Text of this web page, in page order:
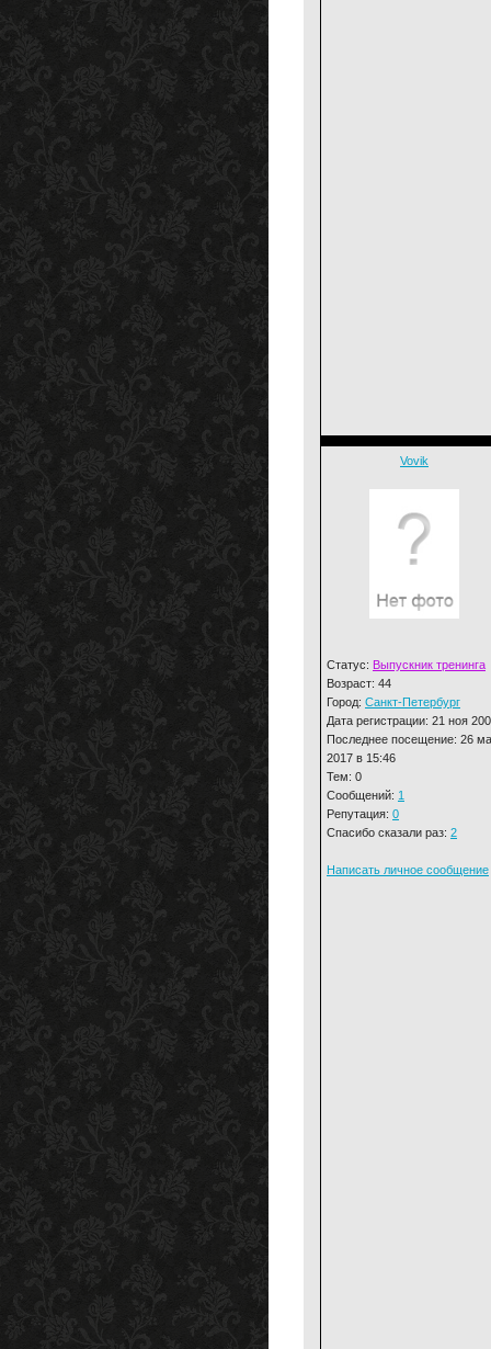
Vovik
Статус: Выпускник тренинга
Возраст: 44
Город: Санкт-Петербург
Дата регистрации: 21 ноя
Последнее посещение: 26
2017 в 15:46
Тем: 0
Сообщений: 1
Репутация: 0
Спасибо сказали раз: 2
Написать личное сообщение